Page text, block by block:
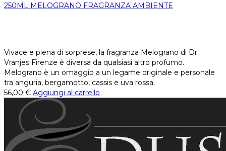
250ML MELOGRANO FRAGRANZA AMBIENTE
Vivace e piena di sorprese, la fragranza Melograno di Dr.
Vranjes Firenze è diversa da qualsiasi altro profumo.
Melograno è un omaggio a un legame originale e personale
tra anguria, bergamotto, cassis e uva rossa.
56,00 € Aggiungi al carrello